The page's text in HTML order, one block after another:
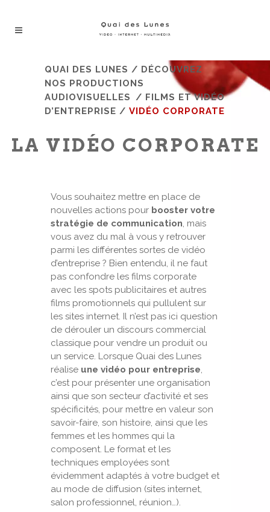
QUAI DES LUNES / DÉCOUVREZ
NOS PRODUCTIONS
AUDIOVISUELLES / FILMS ET VIDÉO
D’ENTREPRISE / VIDÉO CORPORATE
LA VIDÉO CORPORATE
Vous souhaitez mettre en place de
nouvelles actions pour booster votre
stratégie de communication, mais
vous avez du mal à vous y retrouver
parmi les différentes sortes de vidéo
d’entreprise ? Bien entendu, il ne faut
pas confondre les films corporate
avec les spots publicitaires et autres
films promotionnels qui pullulent sur
les sites internet. Il n’est pas ici question
de dérouler un discours commercial
classique pour vendre un produit ou
un service. Lorsque Quai des Lunes
réalise une vidéo pour entreprise,
c’est pour présenter une organisation
ainsi que son secteur d’activité et ses
spécificités, pour mettre en valeur son
savoir-faire, son histoire, ainsi que les
femmes et les hommes qui la
composent. Le format et les
techniques employées sont
évidemment adaptés à votre budget et
au mode de diffusion (sites internet,
salon professionnel, réunion…).